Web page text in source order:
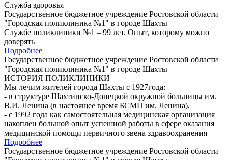
Служба здоровья
Государственное бюджетное учреждение Ростовской области
"Городская поликлиника №1" в городе Шахты
Службе поликлиники №1 – 99 лет. Опыт, которому можно
доверять
Подробнее
Государственное бюджетное учреждение Ростовской области
"Городская поликлиника №1" в городе Шахты
ИСТОРИЯ ПОЛИКЛИНИКИ
Мы лечим жителей города Шахты с 1927года:
- в структуре Шахтинско-Донецкой окружной больницы им.
В.И. Ленина (в настоящее время БСМП им. Ленина),
- с 1992 года как самостоятельная медицинская организация
накоплен большой опыт успешной работы в сфере оказания
медицинской помощи первичного звена здравоохранения
Подробнее
Государственное бюджетное учреждение Ростовской области